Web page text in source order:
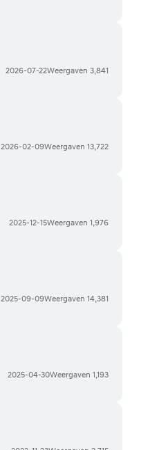
2026-07-22Weergaven 3,841
2026-02-09Weergaven 13,722
2025-12-15Weergaven 1,976
2025-09-09Weergaven 14,381
2025-04-30Weergaven 1,193